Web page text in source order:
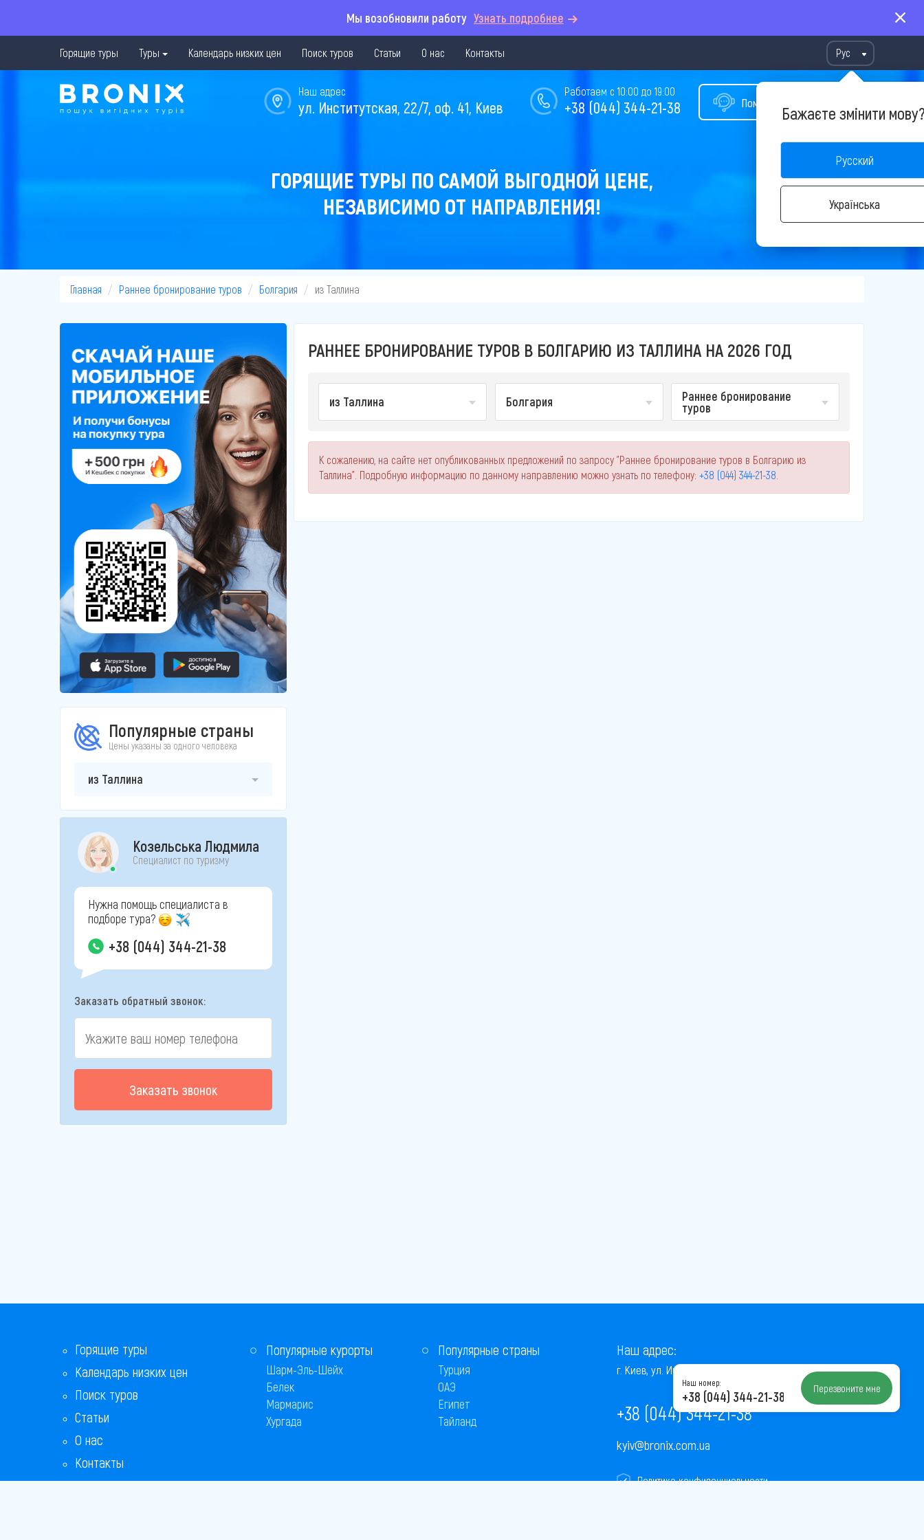
Мы возобновили работу Узнать подробнее
Горящие туры Туры Календарь низких цен Поиск туров Статьи О нас Контакты Рус
Бажаєте змінити
Русский
Українська
Помощь в подборе тура
Работаем с 10:00 до 19:00
+38 (044) 344-21-38
Наш адрес
ул. Институтская, 22/7, оф. 41, Киев
ГОРЯЩИЕ ТУРЫ ПО САМОЙ ВЫГОДНОЙ ЦЕНЕ,
НЕЗАВИСИМО ОТ НАПРАВЛЕНИЯ!
Главная Раннее бронирование туров Болгария из Таллина
Популярные страны
Цены указаны за одного человека
из Таллина
Козельська Людмила
Специалист по туризму
Нужна помощь специалиста в
подборе тура?
+38 (044) 344-21-38
Заказать обратный звонок:
Заказать звонок
РАННЕЕ БРОНИРОВАНИЕ ТУРОВ В БОЛГАРИЮ ИЗ ТАЛЛИНА НА 2026 ГОД
из Таллина Болгария Раннее бронирование
туров
К сожалению, на сайте нет опубликованных предложений по запросу "Раннее бронирование туров в Болгарию из
Таллина". Подробную информацию по данному направлению можно узнать по телефону: +38 (044) 344-21-38
Горящие туры
Календарь низких цен
Поиск туров
Статьи
О нас
Контакты
Бонусная программа
Популярные курорты
Шарм-Эль-Шейх
Белек
Мармарис
Хургада
Популярные страны
Турция
ОАЭ
Египет
Тайланд
Наш адрес:
г. Киев, ул. Институтская, 22/7, оф. 41
+38 (044) 344-21-38
kyiv@bronix.com.ua
Политика конфиденциальности
Наш номер:
+38 (044) 344-21-38 Перезвоните мне